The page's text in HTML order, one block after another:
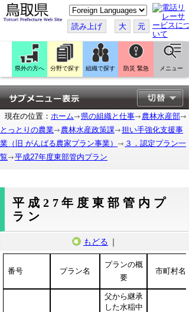
こ
の
ペ
ー
ジ
翻
訳
す
る
読み上げ 大 元
県外の方へ 分野で探す 組織で探す 防災 緊急 メニュー
現在の位置： ホーム 県の組織と仕事
農林水産部
とっとりの農業
農林水産政策課
担い手強化支援事
業（旧 がんばる農家プラン事業）
３．認定プラン一
覧
平成27年度東部管内プラン
平成27年度東部管内プ
ラン
もどる ｜
番号 プラン名
プランの概
要
市町村名
父から継承
した水稲中